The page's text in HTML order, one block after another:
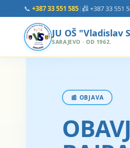
📞 +387 33 551 585|📠 +387 33 551
JU OŠ "Vladislav
SARAJEVO · OD 1962.
📰 OBJAVA